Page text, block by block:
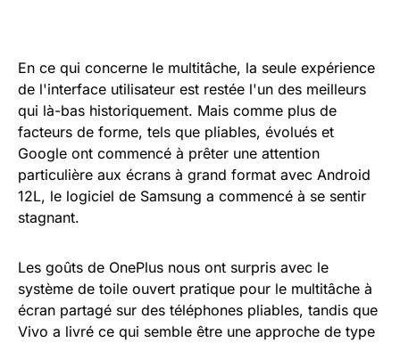
En ce qui concerne le multitâche, la seule expérience
de l'interface utilisateur est restée l'un des meilleurs
qui là-bas historiquement. Mais comme plus de
facteurs de forme, tels que pliables, évolués et
Google ont commencé à prêter une attention
particulière aux écrans à grand format avec Android
12L, le logiciel de Samsung a commencé à se sentir
stagnant.
Les goûts de OnePlus nous ont surpris avec le
système de toile ouvert pratique pour le multitâche à
écran partagé sur des téléphones pliables, tandis que
Vivo a livré ce qui semble être une approche de type